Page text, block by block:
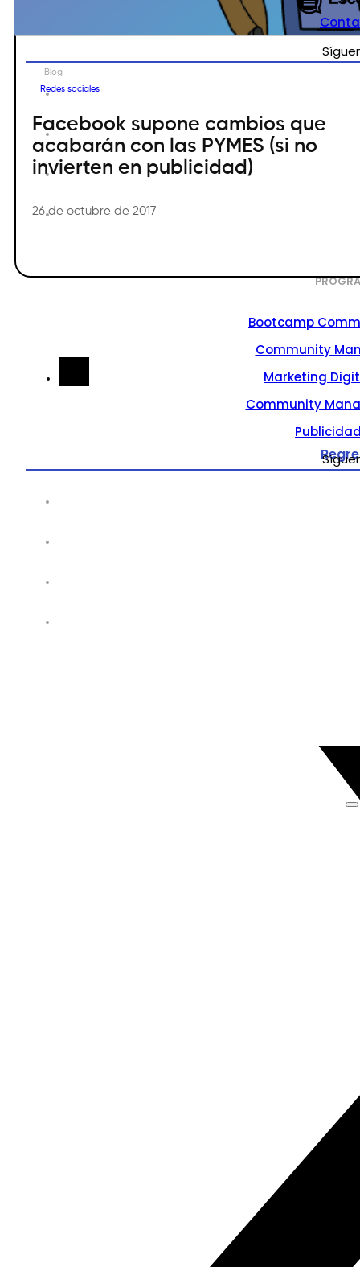
Bootcamp
Community
Marketing
Community
Blog
Redes sociales
Facebook supone cambios que
acabarán con las PYMES (si no
invierten en publicidad)
26 de octubre de 2017